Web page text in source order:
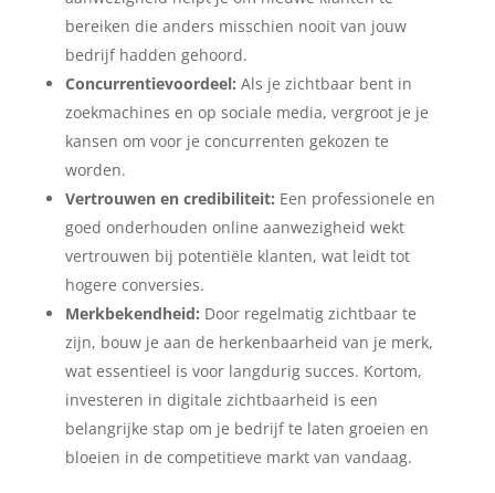
bereiken die anders misschien nooit van jouw
bedrijf hadden gehoord.
Concurrentievoordeel: Als je zichtbaar bent in
zoekmachines en op sociale media, vergroot je je
kansen om voor je concurrenten gekozen te
worden.
Vertrouwen en credibiliteit: Een professionele en
goed onderhouden online aanwezigheid wekt
vertrouwen bij potentiële klanten, wat leidt tot
hogere conversies.
Merkbekendheid: Door regelmatig zichtbaar te
zijn, bouw je aan de herkenbaarheid van je merk,
wat essentieel is voor langdurig succes. Kortom,
investeren in digitale zichtbaarheid is een
belangrijke stap om je bedrijf te laten groeien en
bloeien in de competitieve markt van vandaag.